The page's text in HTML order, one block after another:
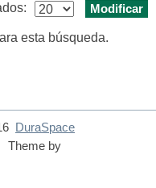
esta búsqueda.
DuraSpace
Theme by